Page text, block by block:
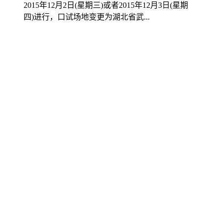
2015年12月2日(星期三)或者2015年12月3日(星期
四)进行，口试场地变更为湖北省武...